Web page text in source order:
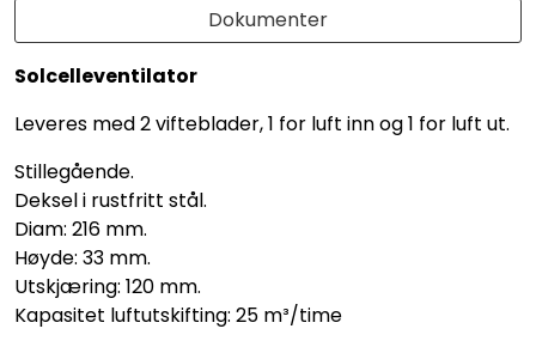
Dokumenter
Solcelleventilator
Leveres med 2 vifteblader, 1 for luft inn og 1 for luft ut.
Stillegående.
Deksel i rustfritt stål.
Diam: 216 mm.
Høyde: 33 mm.
Utskjæring: 120 mm.
Kapasitet luftutskifting: 25 m³/time